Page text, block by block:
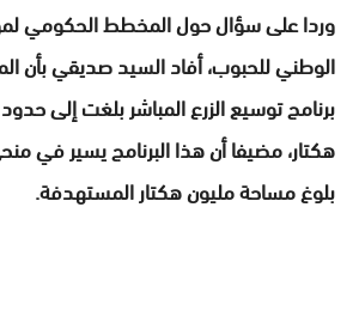
وردا على سؤال حول المخطط الحكومي
الوطني للحبوب، أفاد السيد صديقي بأن
هكتار، مضيفا أن هذا البرنامج يسير
بلوغ مساحة مليون هكتار المستهدفة.